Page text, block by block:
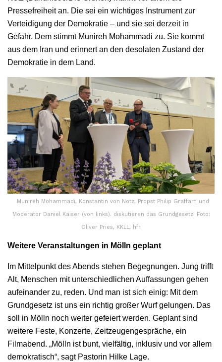
Pressefreiheit an. Die sei ein wichtiges Instrument zur
Verteidigung der Demokratie – und sie sei derzeit in
Gefahr. Dem stimmt Munireh Mohammadi zu. Sie kommt
aus dem Iran und erinnert an den desolaten Zustand der
Demokratie in dem Land.
Munireh Mohammadi, Konstantin von Notz, Propst Philip Graffam und
Moderator Daniel Kaiser (von links). diskutieren das Grundgesetz. Foto:
Oliver Pries, KKLL, hfr
Weitere Veranstaltungen in Mölln geplant
Im Mittelpunkt des Abends stehen Begegnungen. Jung trifft
Alt, Menschen mit unterschiedlichen Auffassungen gehen
aufeinander zu, reden. Und man ist sich einig: Mit dem
Grundgesetz ist uns ein richtig großer Wurf gelungen. Das
soll in Mölln noch weiter gefeiert werden. Geplant sind
weitere Feste, Konzerte, Zeitzeugengespräche, ein
Filmabend. „Mölln ist bunt, vielfältig, inklusiv und vor allem
demokratisch“, sagt Pastorin Hilke Lage.